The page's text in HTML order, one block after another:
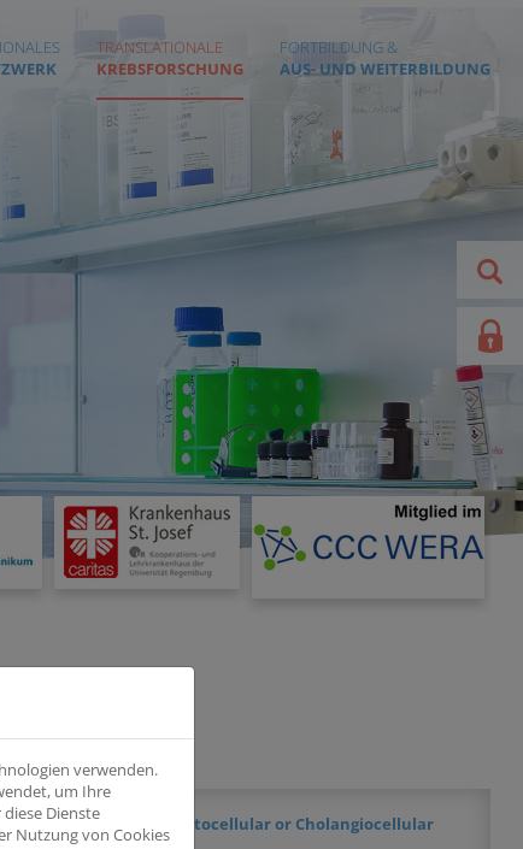
TRANSLATIONALE
KREBSFORSCHUNG
FORTBILDUNG &
AUS- UND WEITERBILDUNG
in Patients with Hepatocellular or Cholangiocellular
verwenden.
um Ihre
Dienste
Nutzung von Cookies